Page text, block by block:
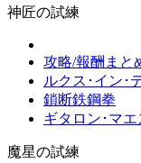
神匠の試練
攻略/報酬まと
ルクス･イン･
鎖断鉄鋼拳
ギタロン･マエ
魔星の試練